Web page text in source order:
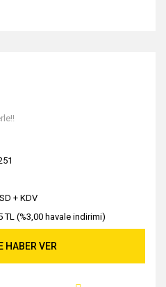
+ KDV
TL (%3,00 havale indirimi)
HABER VER